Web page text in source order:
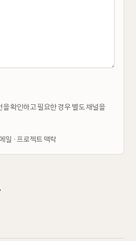
확인하고 필요한 경우 별도 채널을
일 · 프로젝트 맥락